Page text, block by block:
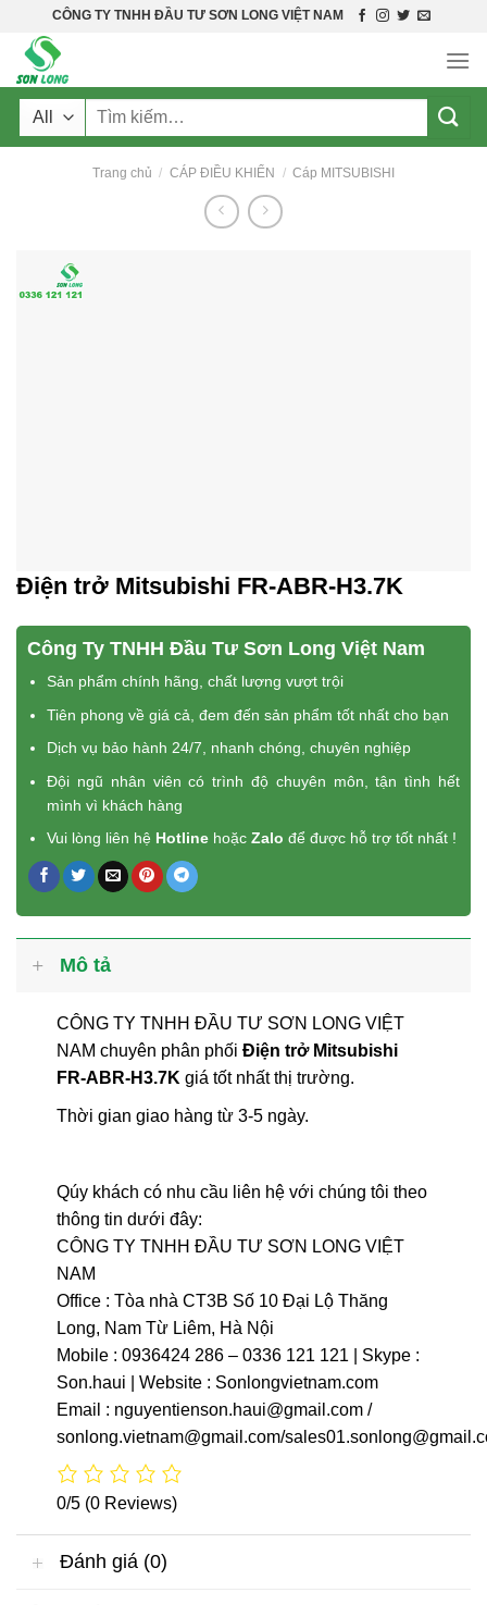
content
CÔNG TY TNHH ĐẦU TƯ SƠN LONG VIỆT NAM
Tìm
Trang chủ / CÁP ĐIỀU KHIỂN / Cáp MITSUBISHI
Điện trở Mitsubishi FR-ABR-H3.7K
Công Ty TNHH Đầu Tư Sơn Long Việt Nam
Sản phẩm chính hãng, chất lượng vượt trội
Tiên phong về giá cả, đem đến sản phẩm tốt nhất cho bạn
Dịch vụ bảo hành 24/7, nhanh chóng, chuyên nghiệp
Đội ngũ nhân viên có trình độ chuyên môn, tận tình hết
mình vì khách hàng
Vui lòng liên hệ Hotline hoặcZalo để được hỗ trợ tốt nhất !
Mô tả
CÔNG TY TNHH ĐẦU TƯ SƠN LONG VIỆT
NAM chuyên phân phối Điện trở Mitsubishi
FR-ABR-H3.7K giá tốt nhất thị trường.
Thời gian giao hàng từ 3-5 ngày.
Qúy khách có nhu cầu liên hệ với chúng tôi theo
thông tin dưới đây:
CÔNG TY TNHH ĐẦU TƯ SƠN LONG VIỆT
NAM
Office : Tòa nhà CT3B Số 10 Đại Lộ Thăng
Long, Nam Từ Liêm, Hà Nội
Mobile : 0936424 286 – 0336 121 121 | Skype :
Son.haui | Website : Sonlongvietnam.com
Email : nguyentienson.haui@gmail.com /
sonlong.vietnam@gmail.com/
0/5 (0 Reviews)
Đánh giá (0)